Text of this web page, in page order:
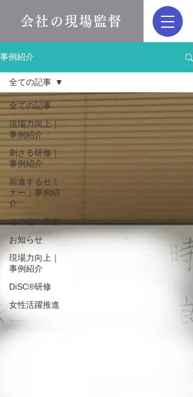
会社の現場監督
事例紹介
全ての記事
現場力向上｜
事例紹介
刺さる研修｜
事例紹介
前進するセミ
ナー｜事例紹
介
その他の事例
お知らせ
現場力向上｜
事例紹介
DiSC®︎研修
女性活躍推進
全ての記事